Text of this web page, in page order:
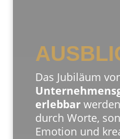
Das Jubiläum
erlebbar
durch Worte,
Emotion und